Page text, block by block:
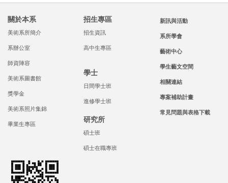
關於本系
美術系所簡介
系辦公室
師資陣容
美術系圖書館
獎學金
美術系照片集錦
畢業生專區
招生專區
招生資訊
高中生專區
學士
日間學士班
進修學士班
研究所
碩士班
碩士在職專班
新訊與活動
系所學會
藝術中心
學生藝文空間
相關連結
專案補助計畫
常見問題與表格下載